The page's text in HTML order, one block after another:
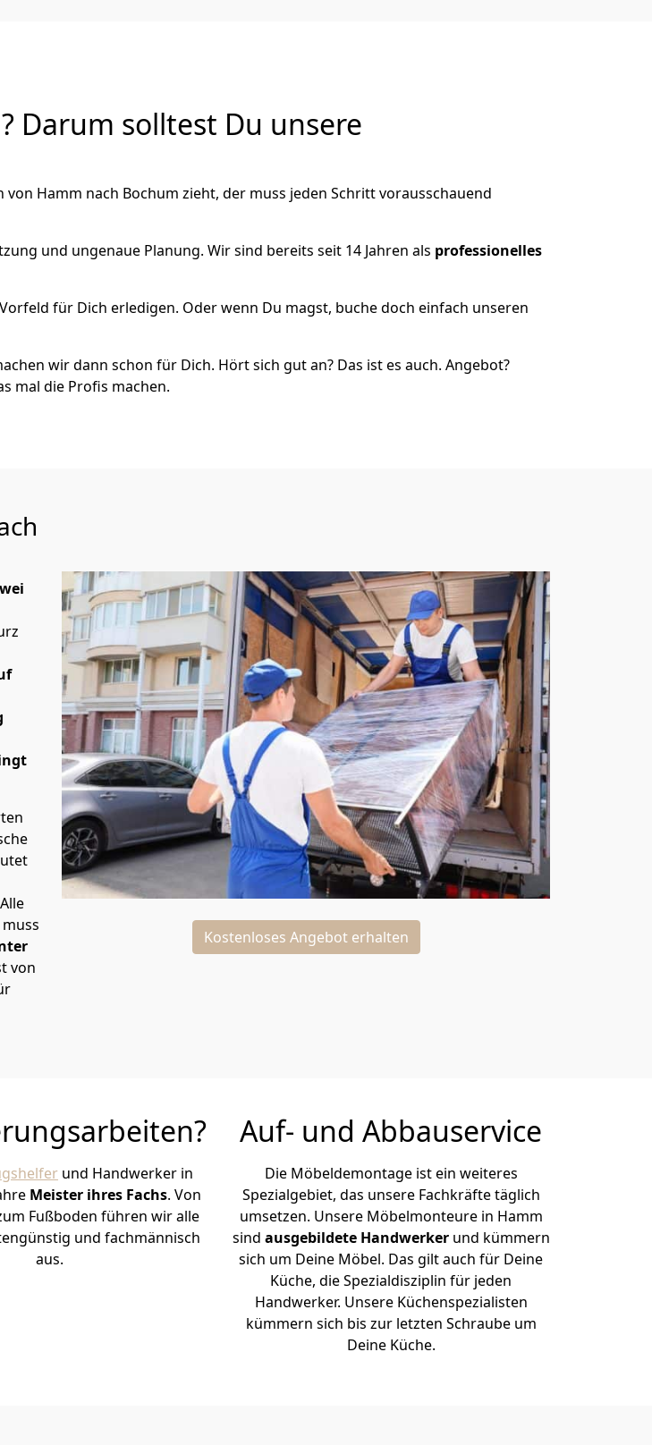
Darum solltest Du unsere
Hamm nach Bochum zieht, der muss jeden Schritt vorausschauend
und ungenaue Planung. Wir sind bereits seit 14 Jahren als professionelles
für Dich erledigen. Oder wenn Du magst, buche doch einfach unseren
wir dann schon für Dich. Hört sich gut an? Das ist es auch. Angebot?
mal die Profis machen.
muss
von
Kostenloses Angebot erhalten
und Handwerker in
Meister ihres Fachs. Von
Fußboden führen wir alle
und fachmännisch
aus.
Auf- und Abbauservice
Die Möbeldemontage ist ein weiteres
Spezialgebiet, das unsere Fachkräfte täglich
umsetzen. Unsere Möbelmonteure in Hamm
sind ausgebildete Handwerker und kümmern
sich um Deine Möbel. Das gilt auch für Deine
Küche, die Spezialdisziplin für jeden
Handwerker. Unsere Küchenspezialisten
kümmern sich bis zur letzten Schraube um
Deine Küche.